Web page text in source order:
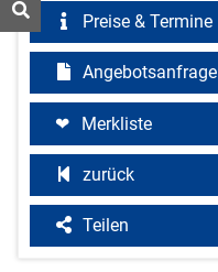
Preise & Termine
Angebotsanfrage
Merkliste
zurück
Teilen